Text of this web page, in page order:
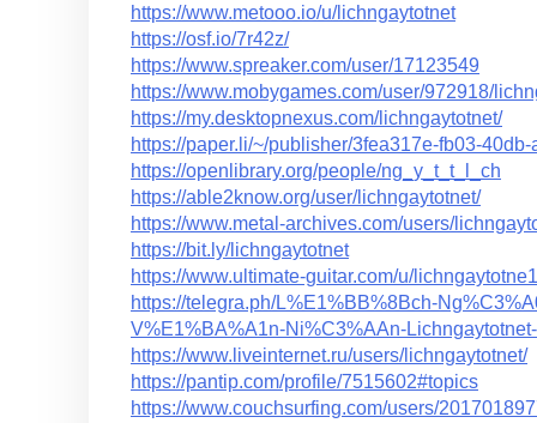
https://www.metooo.io/u/lichngaytotnet
https://osf.io/7r42z/
https://www.spreaker.com/user/17123549
https://www.mobygames.com/user/972918/
https://my.desktopnexus.com/lichngaytotnet/
https://paper.li/~/publisher/3fea317e-fb03-
https://openlibrary.org/people/ng_y_t_t_l_ch
https://able2know.org/user/lichngaytotnet/
https://www.metal-archives.com/users/
https://bit.ly/lichngaytotnet
https://www.ultimate-guitar.com/u/lichngaytotne1
https://telegra.ph/L%E1%BB%8Bch-
V%E1%BA%A1n-Ni%C3%AAn-
https://www.liveinternet.ru/users/lichngaytotnet/
https://pantip.com/profile/7515602#topics
https://www.couchsurfing.com/users/